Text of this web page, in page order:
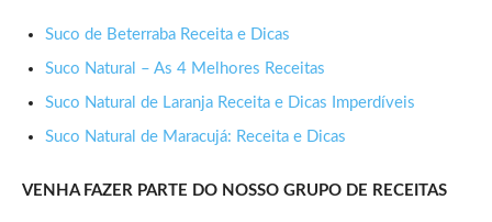
Suco de Beterraba Receita e Dicas
Suco Natural – As 4 Melhores Receitas
Suco Natural de Laranja Receita e Dicas Imperdíveis
Suco Natural de Maracujá: Receita e Dicas
VENHA FAZER PARTE DO NOSSO GRUPO DE RECEITAS